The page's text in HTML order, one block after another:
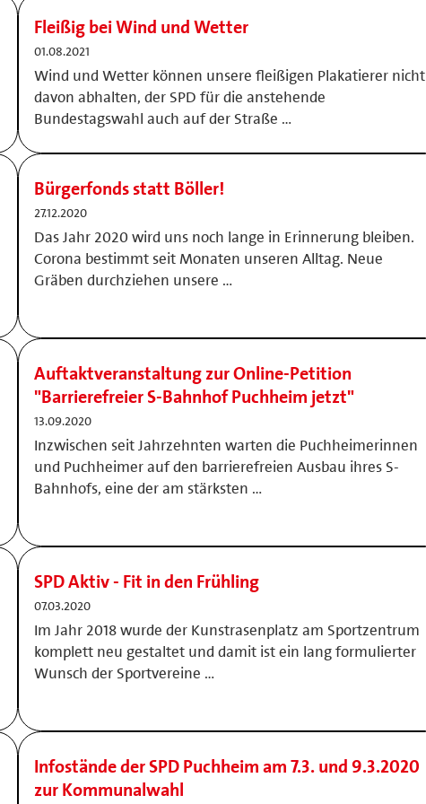
Fleißig bei Wind und Wetter
01.08.2021
Wind und Wetter können unsere fleißigen Plakatierer nicht
davon abhalten, der SPD für die anstehende
Bundestagswahl auch auf der Straße …
Bürgerfonds statt Böller!
27.12.2020
Das Jahr 2020 wird uns noch lange in Erinnerung bleiben.
Corona bestimmt seit Monaten unseren Alltag. Neue
Gräben durchziehen unsere …
Auftaktveranstaltung zur Online-Petition
"Barrierefreier S-Bahnhof Puchheim jetzt"
13.09.2020
Inzwischen seit Jahrzehnten warten die Puchheimerinnen
und Puchheimer auf den barrierefreien Ausbau ihres S-
Bahnhofs, eine der am stärksten …
SPD Aktiv - Fit in den Frühling
07.03.2020
Im Jahr 2018 wurde der Kunstrasenplatz am Sportzentrum
komplett neu gestaltet und damit ist ein lang formulierter
Wunsch der Sportvereine …
Infostände der SPD Puchheim am 7.3. und 9.3.2020
zur Kommunalwahl